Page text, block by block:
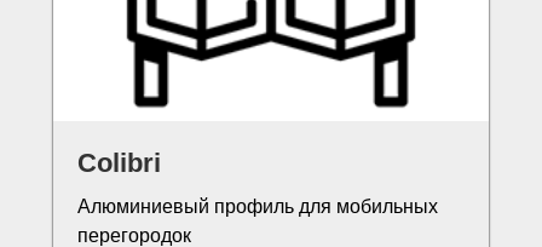
Colibri
Алюминиевый профиль для мобильных
перегородок